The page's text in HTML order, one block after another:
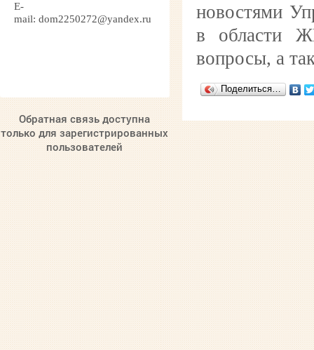
новостями
в области
вопросы, а
Поделиться…
Е-
mail: dom2250272@yandex.ru
Обратная связь доступна
только для зарегистрированных
пользователей